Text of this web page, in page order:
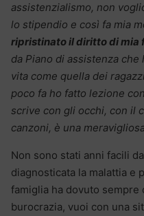
assistenzialismo, non
lo stipendio e così fa mia
ripristinato il diritto di mia
da Piano di assistenza
vita come quella dei
poco fa ho fatto lezione
scrive con gli occhi, con il
canzoni, è una
Non sono stati anni facili
diagnosticata la malattia e
famiglia ha dovuto sempre
burocrazia, vuoi con una